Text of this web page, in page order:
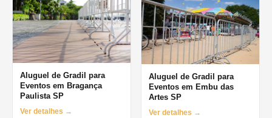
Aluguel de Gradil para
Eventos em Bragança
Paulista SP
Ver detalhes →
Aluguel de Gradil para
Eventos em Embu das
Artes SP
Ver detalhes →